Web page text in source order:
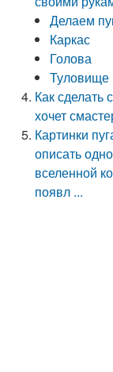
Делаем
Каркас
Голова
Туловище
Как сделать
хочет
Картинки
описать
вселенной
появл ...